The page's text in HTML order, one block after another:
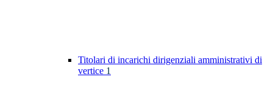
Titolari di incarichi dirigenziali amministrativi di
vertice 1